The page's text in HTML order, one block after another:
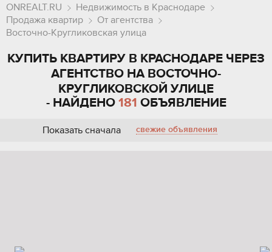
ONREALT.RU
Недвижимость в Краснодаре
Продажа квартир
От агентства
Восточно-Кругликовская улица
КУПИТЬ КВАРТИРУ В КРАСНОДАРЕ ЧЕРЕЗ
АГЕНТСТВО НА ВОСТОЧНО-
КРУГЛИКОВСКОЙ УЛИЦЕ
- НАЙДЕНО 181 ОБЪЯВЛЕНИЕ
Показать сначала свежие объявления